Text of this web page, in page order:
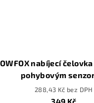
nabíjecí
pohybovým
288,43 Kč bez DPH